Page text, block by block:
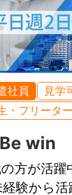
社員 見学
・フリータ
win
方が活躍
経験から